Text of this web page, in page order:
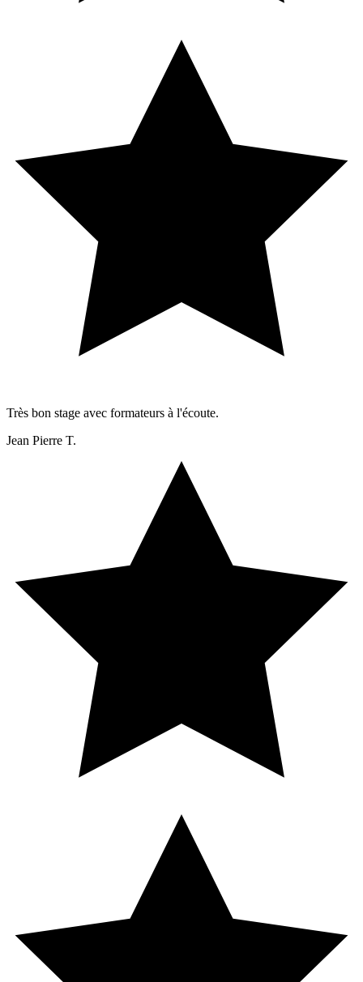
Très bon stage avec formateurs à l'écoute.
Jean Pierre T.